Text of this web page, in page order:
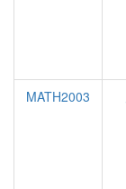
MATH2003